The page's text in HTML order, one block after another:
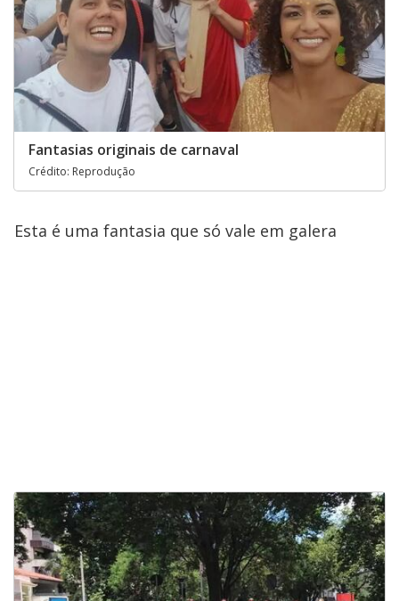
Fantasias originais de carnaval
Crédito: Reprodução
Esta é uma fantasia que só vale em galera